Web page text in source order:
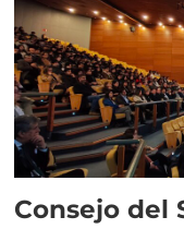
Consejo del